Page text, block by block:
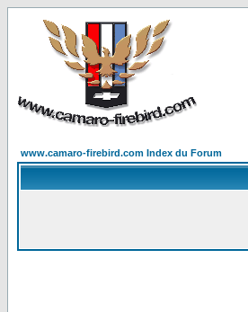
www.camaro-firebird.com Index du Forum